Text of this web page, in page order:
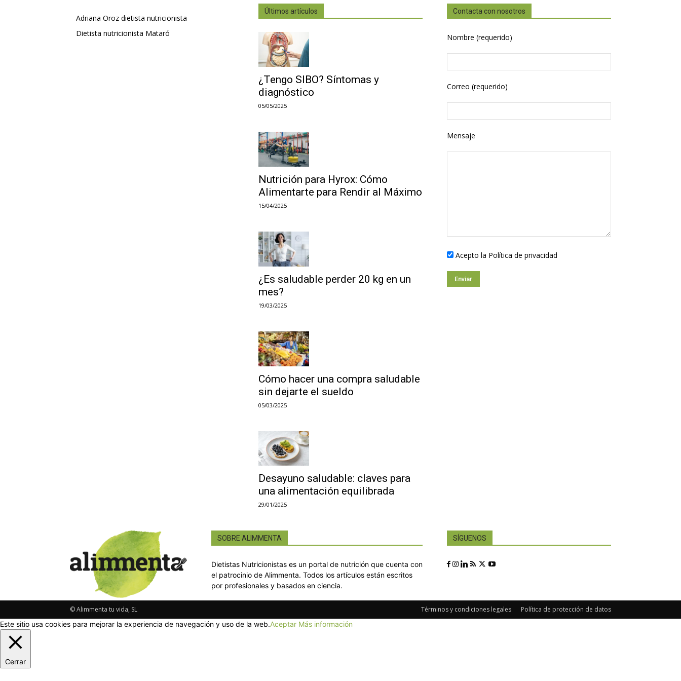
Adriana Oroz dietista nutricionista
Dietista nutricionista Mataró
Últimos artículos
¿Tengo SIBO? Síntomas y
diagnóstico
05/05/2025
Nutrición para Hyrox: Cómo
Alimentarte para Rendir al Máximo
15/04/2025
¿Es saludable perder 20 kg en un
mes?
19/03/2025
Cómo hacer una compra saludable
sin dejarte el sueldo
05/03/2025
Desayuno saludable: claves para
una alimentación equilibrada
29/01/2025
Contacta con nosotros
Nombre (requerido)
Correo (requerido)
Mensaje
Acepto la Política de privacidad
SOBRE ALIMMENTA
Dietistas Nutricionistas es un portal de nutrición que cuenta con
el patrocinio de Alimmenta. Todos los artículos están escritos
por profesionales y basados en ciencia.
SÍGUENOS
Términos y condiciones legales Política de protección de datos
© Alimmenta tu vida, SL
Este sitio usa cookies para mejorar la experiencia de navegación y uso de la web.Aceptar Más información
Cerrar